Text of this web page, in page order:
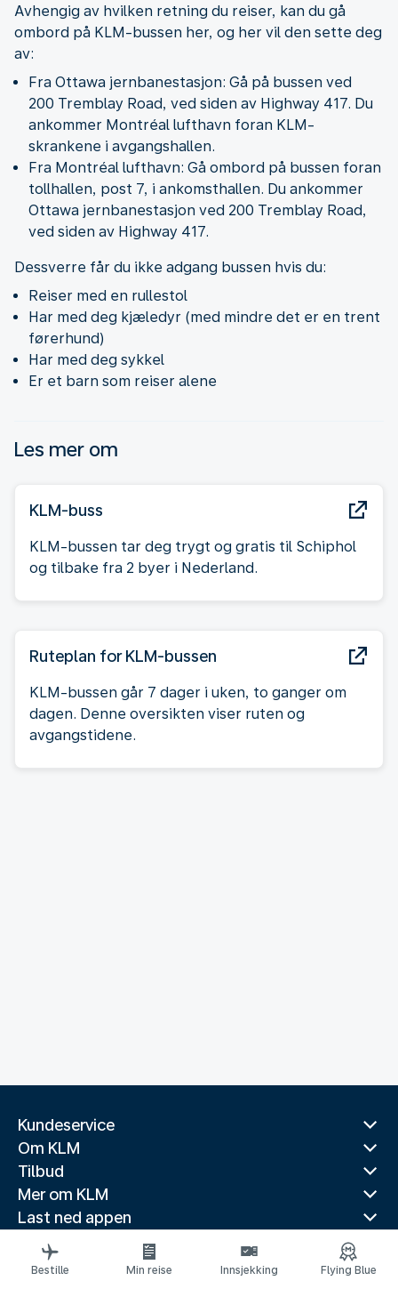
Avhengig av hvilken retning du reiser, kan du gå
ombord på KLM-bussen her, og her vil den sette deg
av:
Fra Ottawa jernbanestasjon: Gå på bussen ved
200 Tremblay Road, ved siden av Highway 417. Du
ankommer Montréal lufthavn foran KLM-
skrankene i avgangshallen.
Fra Montréal lufthavn: Gå ombord på bussen foran
tollhallen, post 7, i ankomsthallen. Du ankommer
Ottawa jernbanestasjon ved 200 Tremblay Road,
ved siden av Highway 417.
Dessverre får du ikke adgang bussen hvis du:
Reiser med en rullestol
Har med deg kjæledyr (med mindre det er en trent
førerhund)
Har med deg sykkel
Er et barn som reiser alene
Les mer om
KLM-buss
KLM-bussen tar deg trygt og gratis til Schiphol
og tilbake fra 2 byer i Nederland.
Ruteplan for KLM-bussen
KLM-bussen går 7 dager i uken, to ganger om
dagen. Denne oversikten viser ruten og
avgangstidene.
Kundeservice
Om KLM
Tilbud
Mer om KLM
Last ned appen
Relaterte nettsider
Reiseguider
Bestille Min reise Innsjekking Flying Blue